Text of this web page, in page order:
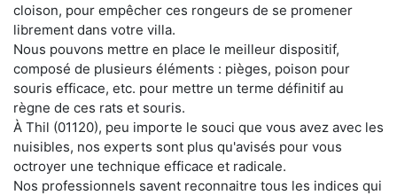
cloison, pour empêcher ces rongeurs de se promener
librement dans votre villa.
Nous pouvons mettre en place le meilleur dispositif,
composé de plusieurs éléments : pièges, poison pour
souris efficace, etc. pour mettre un terme définitif au
règne de ces rats et souris.
À Thil (01120), peu importe le souci que vous avez avec les
nuisibles, nos experts sont plus qu'avisés pour vous
octroyer une technique efficace et radicale.
Nos professionnels savent reconnaitre tous les indices qui